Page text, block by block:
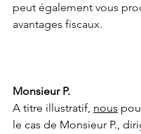
peut également vous
avantages fiscaux.
Monsieur P.
A titre illustratif, nous
le cas de Monsieur P.,